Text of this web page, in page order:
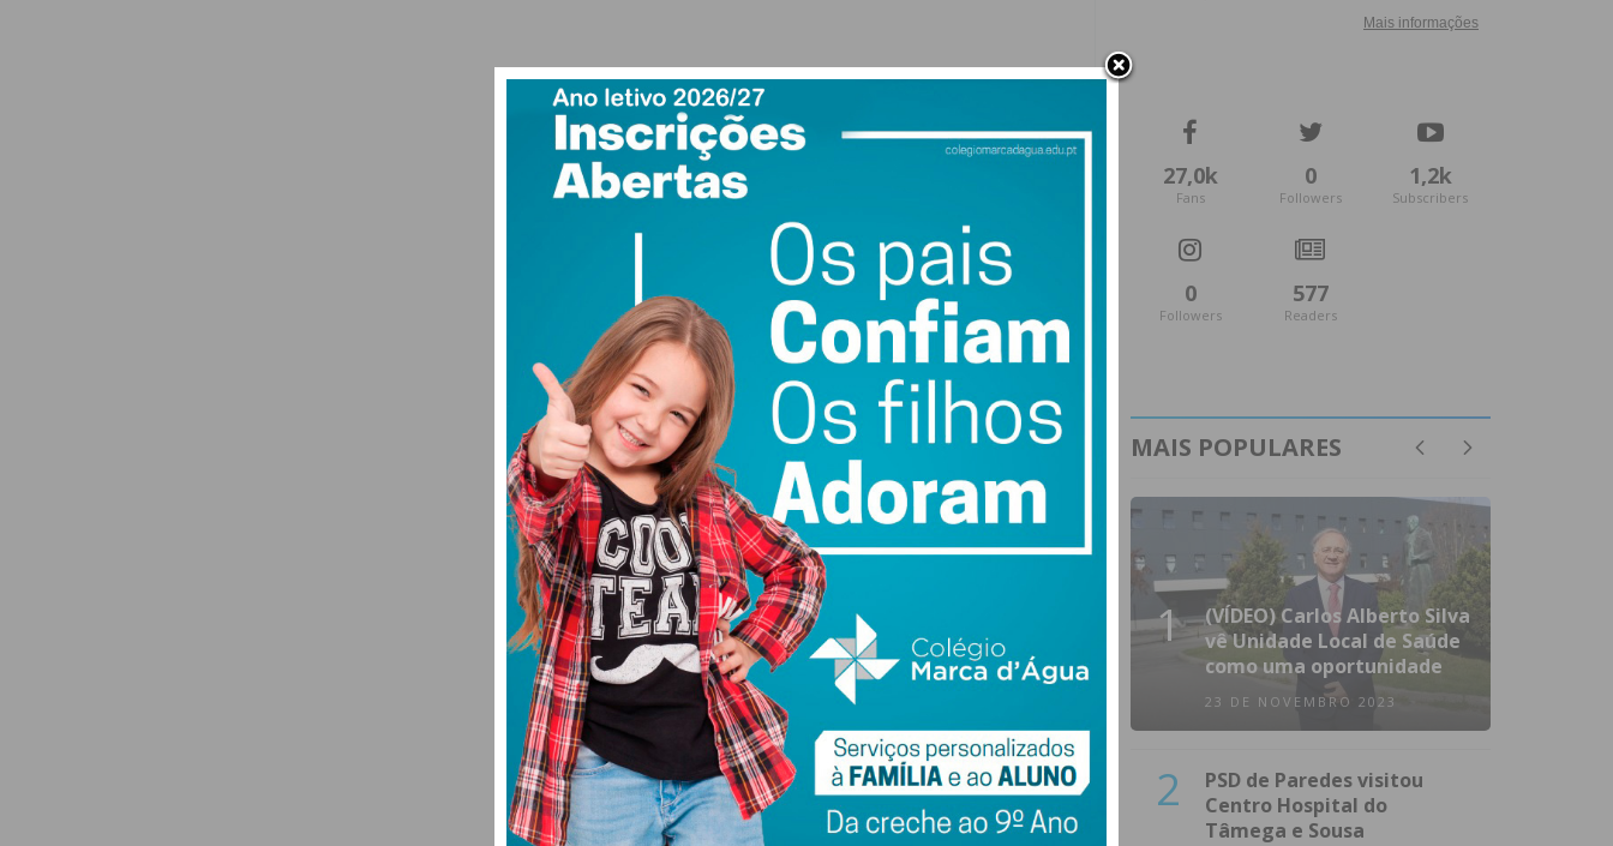
27,0k
Fans
0
Followers
1,2k
Subscribers
0
Followers
577
Readers
MAIS POPULARES
1
(VÍDEO) Carlos Alberto Silva
vê Unidade Local de Saúde
como uma oportunidade
23 DE NOVEMBRO 2023
2
PSD de Paredes visitou
Centro Hospital do
Tâmega e Sousa